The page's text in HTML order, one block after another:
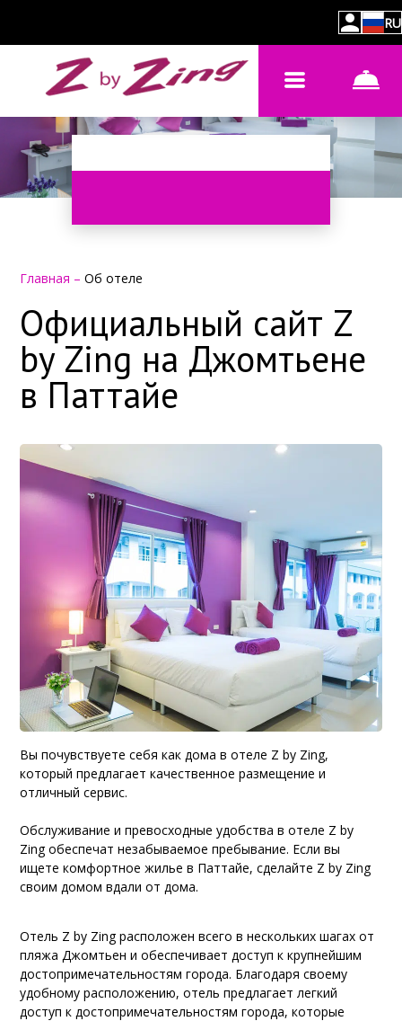
RU
Главная –Об отеле
Официальный сайт Z
by Zing на Джомтьене
в Паттайе
Вы почувствуете себя как дома в отеле Z by Zing,
который предлагает качественное размещение и
отличный сервис.
Обслуживание и превосходные удобства в отеле Z by
Zing обеспечат незабываемое пребывание. Если вы
ищете комфортное жилье в Паттайе, сделайте Z by Zing
своим домом вдали от дома.
Отель Z by Zing расположен всего в нескольких шагах от
пляжа Джомтьен и обеспечивает доступ к крупнейшим
достопримечательностям города. Благодаря своему
удобному расположению, отель предлагает легкий
доступ к достопримечательностям города, которые